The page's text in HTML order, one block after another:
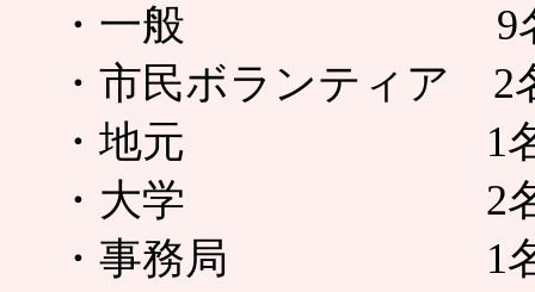
・一般 9名（大
・市民ボランティア 2
・地元 1
・大学 2
・事務局 1